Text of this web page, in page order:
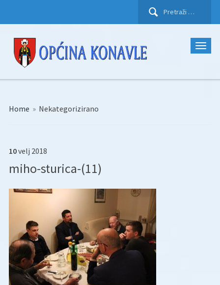
Pretraži:
Home » Nekategorizirano
10velj 2018
miho-sturica-(11)